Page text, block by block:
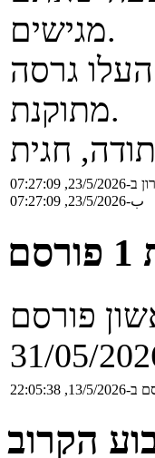
מגישים.
גרסה
מתוקנת.
תודה, חגית
07:27:09
ب-23/5/2026, 07:27:09
22:05:38
הקרוב